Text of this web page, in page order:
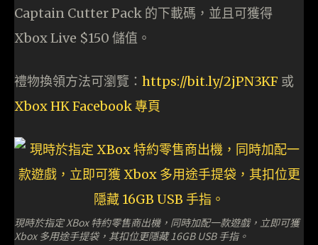
Captain Cutter Pack 的下載碼，並且可獲得
Xbox Live $150 儲值。
禮物換領方法可瀏覽： https://bit.ly/2jPN3KF 或
Xbox HK Facebook 專頁
現時於指定 XBox 特約零售商出機，同時加配一款遊戲，立即可獲
Xbox 多用途手提袋，其扣位更隱藏 16GB USB 手指。